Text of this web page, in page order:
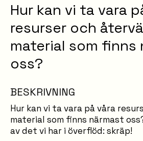
Hur kan vi ta vara
resurser och
material som finns
oss?
BESKRIVNING
Hur kan vi ta vara på våra
material som finns närmast
av det vi har i överflöd: skräp!